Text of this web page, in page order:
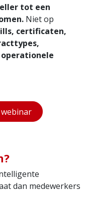
tot een
Niet op
certificaten,
dan medewerkers